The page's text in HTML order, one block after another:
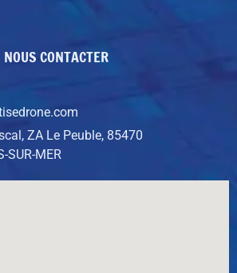
NOUS CONTACTER
ZA Le Peuble, 85470
SUR-MER